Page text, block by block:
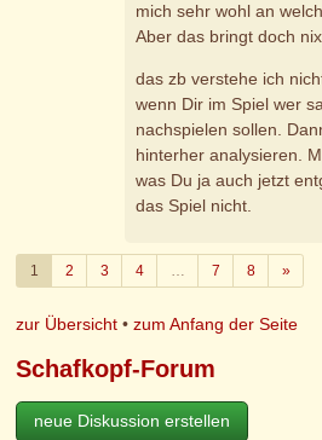
mich sehr wohl an
Aber das bringt doch
das zb verstehe ich
wenn Dir im Spiel wer
nachspielen sollen.
hinterher analysieren.
was Du ja auch jetzt
das Spiel nicht.
1 2 3 4 … 7 8 »Weiter
zur Übersicht •zum Anfang der Seite
Schafkopf-Forum
neue Diskussion erstellen